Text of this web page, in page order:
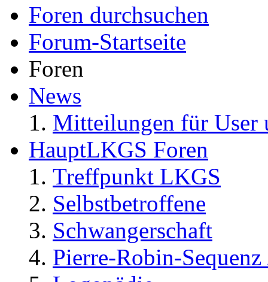
Foren durchsuchen
Forum-Startseite
Foren
News
Mitteilungen für User
HauptLKGS Foren
Treffpunkt LKGS
Selbstbetroffene
Schwangerschaft
Pierre-Robin-